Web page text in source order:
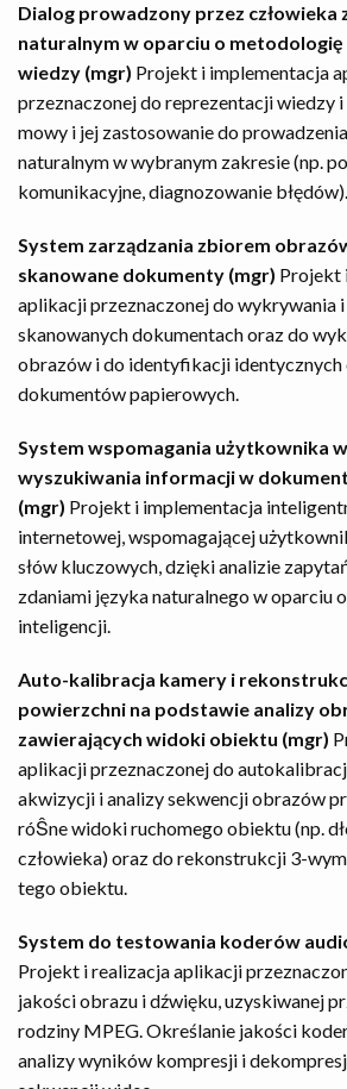
Dialog prowadzony przez człowieka
naturalnym w oparciu o metodologię
wiedzy (mgr) Projekt i implementacja
przeznaczonej do reprezentacji wiedzy i
mowy i jej zastosowanie do
naturalnym w wybranym zakresie (np.
komunikacyjne, diagnozowanie błędów).
System zarządzania zbiorem
skanowane dokumenty (mgr) Projekt
aplikacji przeznaczonej do wykrywania
skanowanych dokumentach oraz do
obrazów i do identyfikacji
dokumentów papierowych.
System wspomagania użytkownika
wyszukiwania informacji w
(mgr) Projekt i implementacja
internetowej, wspomagającej
słów kluczowych, dzięki analizie
zdaniami języka naturalnego w oparciu
inteligencji.
Auto-kalibracja kamery i
powierzchni na podstawie analizy
zawierających widoki obiektu (mgr)
aplikacji przeznaczonej do
akwizycji i analizy sekwencji obrazów
róŜne widoki ruchomego obiektu (np.
człowieka) oraz do rekonstrukcji 3-
tego obiektu.
System do testowania koderów
Projekt i realizacja aplikacji
jakości obrazu i dźwięku, uzyskiwanej
rodziny MPEG. Określanie jakości
analizy wyników kompresji i